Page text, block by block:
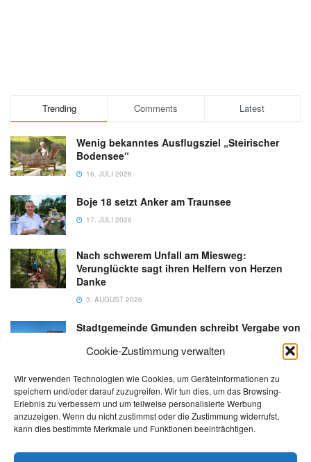
Cookie-Zustimmung verwalten
Wir verwenden Technologien wie Cookies, um Geräteinformationen zu
speichern und/oder darauf zuzugreifen. Wir tun dies, um das Browsing-
Erlebnis zu verbessern und um teilweise personalisierte Werbung
anzuzeigen. Wenn du nicht zustimmst oder die Zustimmung widerrufst,
kann dies bestimmte Merkmale und Funktionen beeinträchtigen.
Trending Comments Latest
Wenig bekanntes Ausflugsziel „Steirischer
Bodensee“
16. JULI 2026
Boje 18 setzt Anker am Traunsee
17. JULI 2026
Nach schwerem Unfall am Miesweg:
Verunglückte sagt ihren Helfern von Herzen
Danke
3. AUGUST 2026
Stadtgemeinde Gmunden schreibt Vergabe von
Gastronomiebetrieb an der Esplanade neu aus
6. AUGUST 2026